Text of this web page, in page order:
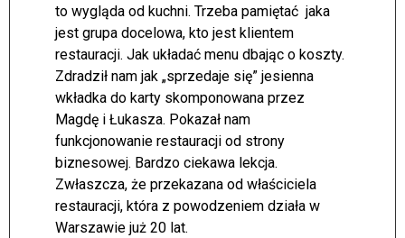
to wygląda od kuchni. Trzeba pamiętać jaka
jest grupa docelowa, kto jest klientem
restauracji. Jak układać menu dbając o koszty.
Zdradził nam jak „sprzedaje się” jesienna
wkładka do karty skomponowana przez
Magdę i Łukasza. Pokazał nam
funkcjonowanie restauracji od strony
biznesowej. Bardzo ciekawa lekcja.
Zwłaszcza, że przekazana od właściciela
restauracji, która z powodzeniem działa w
Warszawie już 20 lat.